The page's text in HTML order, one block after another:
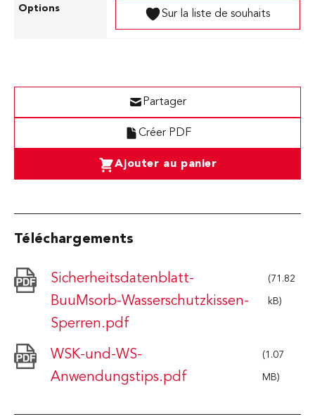
Sur la liste de souhaits
Ajouter au panier
Créer PDF
Partager
Téléchargements
Sicherheitsdatenblatt-
BuuMsorb-Wasserschutzkissen-
Sperren.pdf
(71.82
kB)
WSK-und-WS-
Anwendungstips.pdf
(1.07
MB)